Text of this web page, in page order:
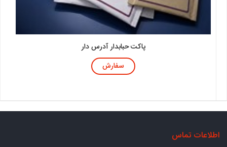
پاکت حبابدار آدرس دار
سفارش
اطلاعات تماس